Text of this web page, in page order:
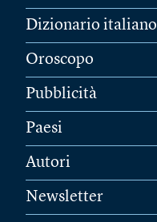
Dizionario italiano
Oroscopo
Pubblicità
Paesi
Autori
Newsletter